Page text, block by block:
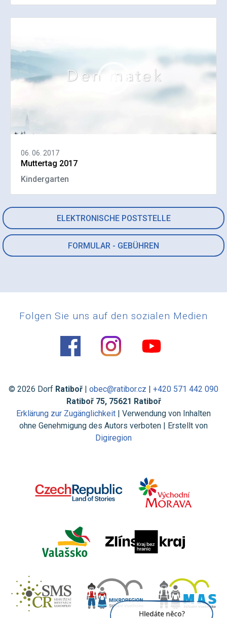
ELEKTRONISCHE POSTSTELLE
FORMULAR - GEBÜHREN
06. 06. 2017
Muttertag 2017
Kindergarten
Folgen Sie uns auf den sozialen Medien
© 2026 Dorf Ratiboř | obec@ratibor.cz | +420 571 442 090
Ratiboř 75, 75621 Ratiboř
Erklärung zur Zugänglichkeit | Verwendung von Inhalten
ohne Genehmigung des Autors verboten | Erstellt von
Digiregion
Jsem umělá inteligence a